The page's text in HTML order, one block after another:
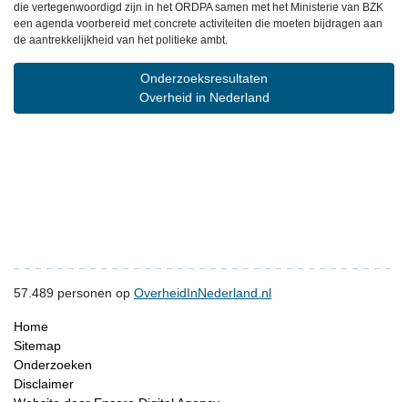
die vertegenwoordigd zijn in het ORDPA samen met het Ministerie van BZK
een agenda voorbereid met concrete activiteiten die moeten bijdragen aan
de aantrekkelijkheid van het politieke ambt.
Onderzoeksresultaten
Overheid in Nederland
57.489 personen op OverheidInNederland.nl
Home
Sitemap
Onderzoeken
Disclaimer